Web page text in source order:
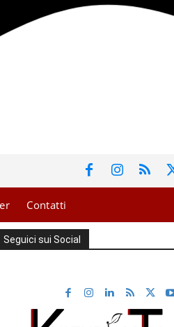
Contatti
Seguici sui Social